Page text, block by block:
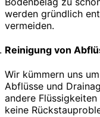
werden gründlich
vermeiden.
Reinigung von
Wir kümmern uns
Abflüsse und
andere
keine